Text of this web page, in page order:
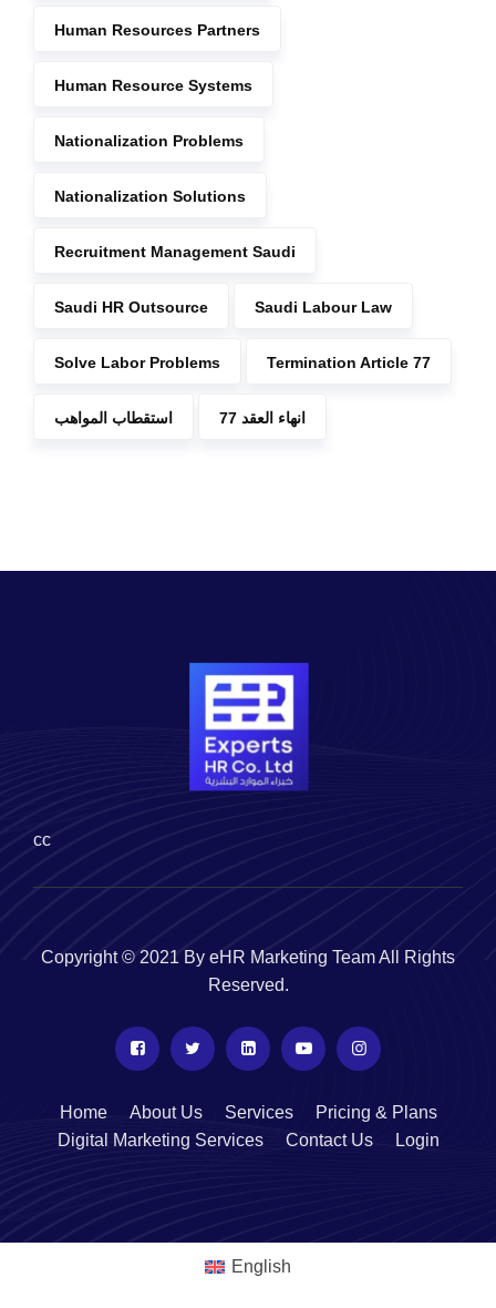
Human Resources Partners
Human Resource Systems
Nationalization Problems
Nationalization Solutions
Recruitment Management Saudi
Saudi HR Outsource Saudi Labour Law
Solve Labor Problems Termination Article 77
استقطاب المواهب انهاء العقد 77
cc
Copyright © 2021 By eHR Marketing Team All Rights
Reserved.
Home About Us Services
Pricing & Plans
Digital Marketing Services
Contact Us Login
English